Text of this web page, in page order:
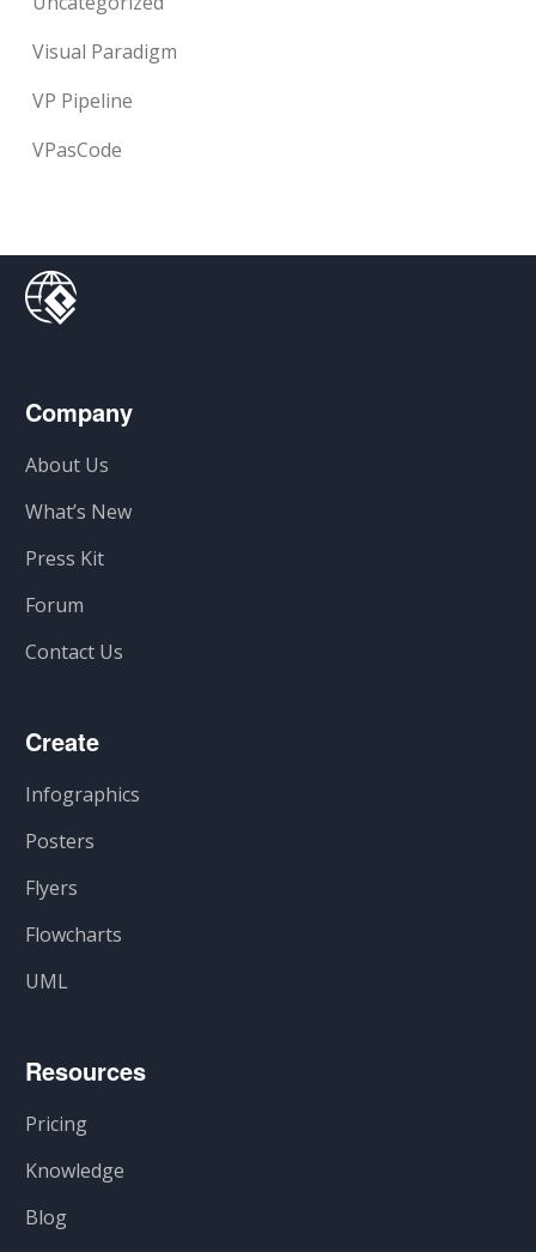
Visual Paradigm
VP Pipeline
VPasCode
Company
About Us
What’s New
Press Kit
Forum
Contact Us
Create
Infographics
Posters
Flyers
Flowcharts
UML
Resources
Pricing
Knowledge
Blog